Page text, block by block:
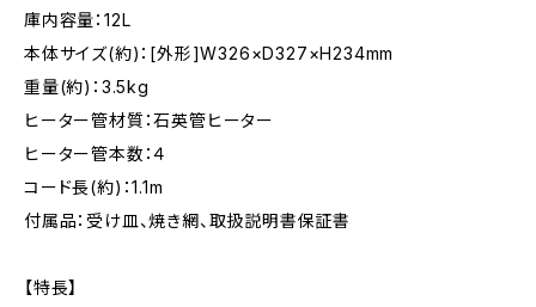
庫内容量：12L
本体サイズ(約)：[外形]W326×D327×H234mm
重量(約)：3.5kg
ヒーター管材質：石英管ヒーター
ヒーター管本数：４
コード長(約)：1.1m
付属品：受け皿、焼き網、取扱説明書保証書
【特長】